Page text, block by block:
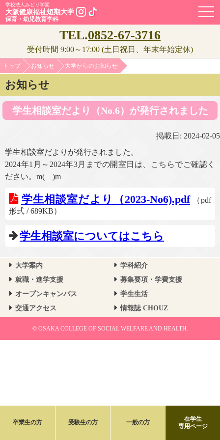
学校法人みどり学園
大阪健康福祉短期大学
保育・幼児教育学科
TEL.0852-67-3716
受付時間 9:00～17:00 (土日祝日、年末年始定休)
トップ お知らせ 大学からのお知らせ
お知らせ
学生相談室だより（No.6）が発行されました
掲載日: 2024-02-05
学生相談室だよりが発行されました。
2024年1月～2024年3月までの開室日は、こちらでご確認く
ださい。m(__)m
学生相談室だより（2023-No6).pdf （pdf
形式 / 689KB）
学生相談室についてはこちら
大学案内
学科紹介
就職・進学支援
募集要項・学費支援
オープンキャンパス
学生生活
交通アクセス
情報誌 CHOUZ
© OSAKA COLLEGE OF SOCIAL WELFARE AND HEALTH.
卒業生の方 受験生の方 一般の方
在学生
専用ページ